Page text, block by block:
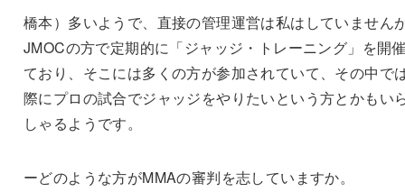
橋本）多いようで、直接の管理運営は私はしていません
JMOCの方で定期的に「ジャッジ・トレーニング」を開
ており、そこには多くの方が参加されていて、その中で
際にプロの試合でジャッジをやりたいという方とかもい
しゃるようです。
ーどのような方がMMAの審判を志していますか。